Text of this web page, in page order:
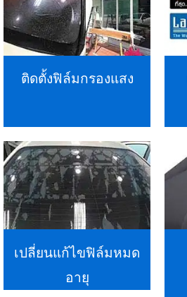
ติดตั้งฟิล์มกรองแสง
เปลี่ยนแก้ไขฟิล์มหมด
อายุ